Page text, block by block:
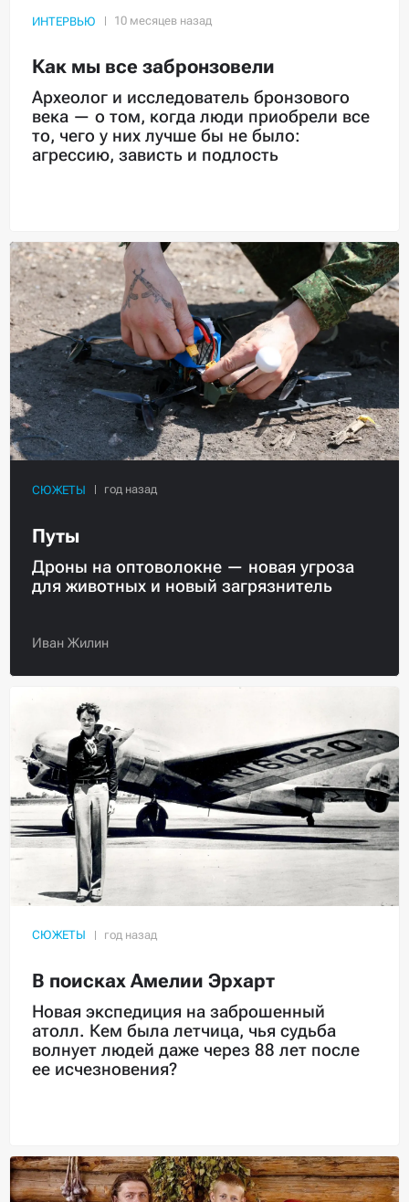
ИНТЕРВЬЮ
Как мы все забронзовели
Археолог и исследователь бронзового
века — о том, когда люди приобрели все
то, чего у них лучше бы не было:
агрессию, зависть и подлость
СЮЖЕТЫ
Путы
Дроны на оптоволокне — новая угроза
для животных и новый загрязнитель
Иван Жилин
СЮЖЕТЫ
В поисках Амелии Эрхарт
Новая экспедиция на заброшенный
атолл. Кем была летчица, чья судьба
волнует людей даже через 88 лет после
ее исчезновения?